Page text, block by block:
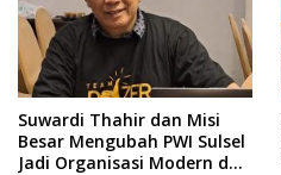
Suwardi Thahir dan Misi
Besar Mengubah PWI Sulsel
Jadi Organisasi Modern dan